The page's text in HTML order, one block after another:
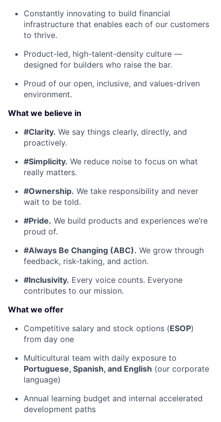
Constantly innovating to build financial
infrastructure that enables each of our customers
to thrive.
Product-led, high-talent-density culture —
designed for builders who raise the bar.
Proud of our open, inclusive, and values-driven
environment.
What we believe in
#Clarity. We say things clearly, directly, and
proactively.
#Simplicity. We reduce noise to focus on what
really matters.
#Ownership. We take responsibility and never
wait to be told.
#Pride. We build products and experiences we’re
proud of.
#Always Be Changing (ABC). We grow through
feedback, risk-taking, and action.
#Inclusivity. Every voice counts. Everyone
contributes to our mission.
What we offer
Competitive salary and stock options (ESOP)
from day one
Multicultural team with daily exposure to
Portuguese, Spanish, and English (our corporate
language)
Annual learning budget and internal accelerated
development paths